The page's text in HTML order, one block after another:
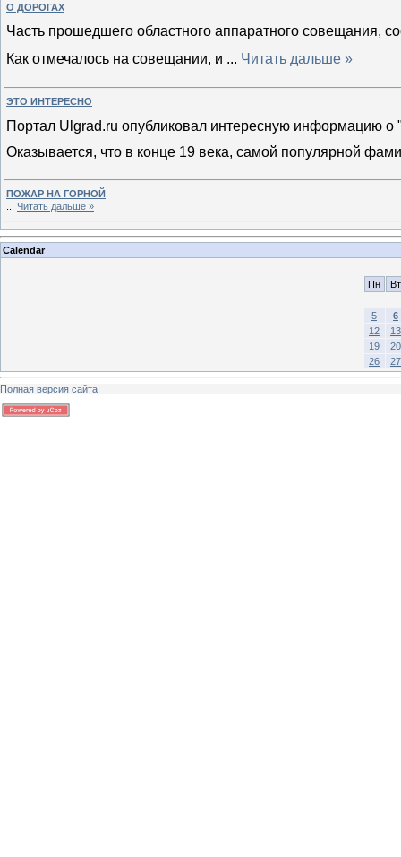
О ДОРОГАХ
Часть прошедшего областного аппаратного совещания,
Как отмечалось на совещании, и ... Читать дальше »
ЭТО ИНТЕРЕСНО
Портал Ulgrad.ru опубликовал интересную информацию
Оказывается, что в конце 19 века, самой популярной
ПОЖАР НА ГОРНОЙ
Читать дальше »
Calendar
Пн Вт
5
6
12
13
19
20
26
27
Полная версия сайта